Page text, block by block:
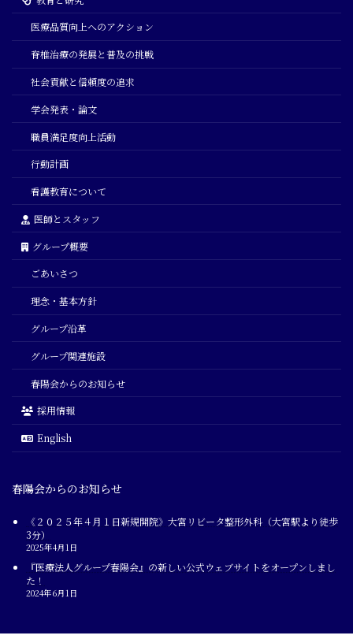
医療品質向上へのアクション
脊椎治療の発展と普及の挑戦
社会貢献と信頼度の追求
学会発表・論文
職員満足度向上活動
行動計画
看護教育について
医師とスタッフ
グループ概要
ごあいさつ
理念・基本方針
グループ沿革
グループ関連施設
春陽会からのお知らせ
採用情報
English
春陽会からのお知らせ
《２０２５年４月１日新規開院》大宮リビータ整形外科（大宮駅より徒歩
3分）
2025年4月1日
『医療法人グループ春陽会』の新しい公式ウェブサイトをオープンしまし
た！
2024年6月1日